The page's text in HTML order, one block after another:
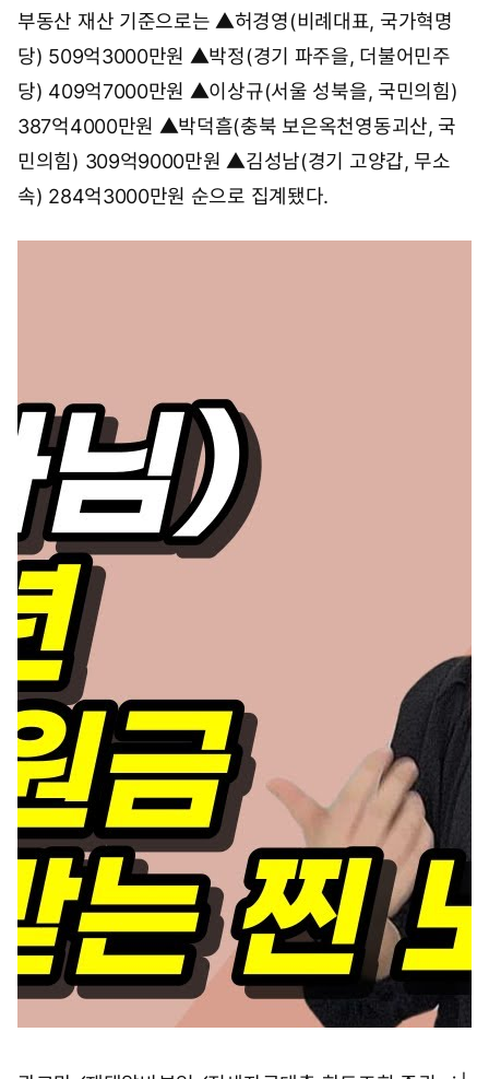
부동산 재산 기준으로는 ▲허경영(비례대표, 국가혁명
당) 509억3000만원 ▲박정(경기 파주을, 더불어민주
당) 409억7000만원 ▲이상규(서울 성북을, 국민의힘)
387억4000만원 ▲박덕흠(충북 보은옥천영동괴산, 국
민의힘) 309억9000만원 ▲김성남(경기 고양갑, 무소
속) 284억3000만원 순으로 집계됐다.